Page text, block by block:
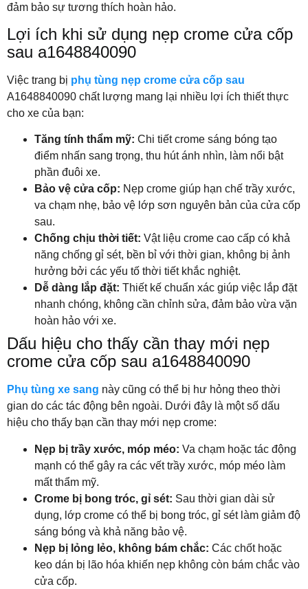
đảm bảo sự tương thích hoàn hảo.
Lợi ích khi sử dụng nẹp crome cửa cốp
sau a1648840090
Việc trang bị phụ tùng nẹp crome cửa cốp sau
A1648840090 chất lượng mang lại nhiều lợi ích thiết thực
cho xe của bạn:
Tăng tính thẩm mỹ: Chi tiết crome sáng bóng tạo
điểm nhấn sang trọng, thu hút ánh nhìn, làm nổi bật
phần đuôi xe.
Bảo vệ cửa cốp: Nẹp crome giúp hạn chế trầy xước,
va chạm nhẹ, bảo vệ lớp sơn nguyên bản của cửa cốp
sau.
Chống chịu thời tiết: Vật liệu crome cao cấp có khả
năng chống gỉ sét, bền bỉ với thời gian, không bị ảnh
hưởng bởi các yếu tố thời tiết khắc nghiệt.
Dễ dàng lắp đặt: Thiết kế chuẩn xác giúp việc lắp đặt
nhanh chóng, không cần chỉnh sửa, đảm bảo vừa vặn
hoàn hảo với xe.
Dấu hiệu cho thấy cần thay mới nẹp
crome cửa cốp sau a1648840090
Phụ tùng xe sang này cũng có thể bị hư hỏng theo thời
gian do các tác động bên ngoài. Dưới đây là một số dấu
hiệu cho thấy bạn cần thay mới nẹp crome:
Nẹp bị trầy xước, móp méo: Va chạm hoặc tác động
mạnh có thể gây ra các vết trầy xước, móp méo làm
mất thẩm mỹ.
Crome bị bong tróc, gỉ sét: Sau thời gian dài sử
dụng, lớp crome có thể bị bong tróc, gỉ sét làm giảm độ
sáng bóng và khả năng bảo vệ.
Nẹp bị lỏng lẻo, không bám chắc: Các chốt hoặc
keo dán bị lão hóa khiến nẹp không còn bám chắc vào
cửa cốp.